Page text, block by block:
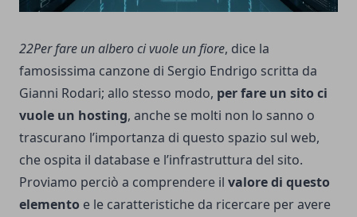
22Per fare un albero ci vuole un fiore, dice la
famosissima canzone di Sergio Endrigo scritta da
Gianni Rodari; allo stesso modo, per fare un sito ci
vuole un hosting, anche se molti non lo sanno o
trascurano l’importanza di questo spazio sul web,
che ospita il database e l’infrastruttura del sito.
Proviamo perciò a comprendere il valore di questo
elemento e le caratteristiche da ricercare per avere